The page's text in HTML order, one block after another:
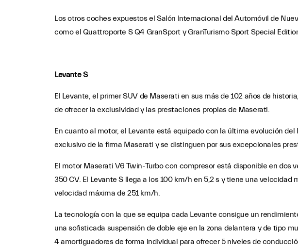
Los otros coches expuestos el Salón Internacional del Automóvil de
como el Quattroporte S Q4 GranSport y GranTurismo Sport Special
Levante S
El Levante, el primer SUV de Maserati en sus más de 102 años de
de ofrecer la exclusividad y las prestaciones propias de Maserati.
En cuanto al motor, el Levante está equipado con la última evolución
exclusivo de la firma Maserati y se distinguen por sus excepcionales
El motor Maserati V6 Twin-Turbo con compresor está disponible en dos
350 CV. El Levante S llega a los 100 km/h en 5,2 s y tiene una
velocidad máxima de 251 km/h.
La tecnología con la que se equipa cada Levante consigue un
una sofisticada suspensión de doble eje en la zona delantera y de tipo
4 amortiguadores de forma individual para ofrecer 5 niveles de